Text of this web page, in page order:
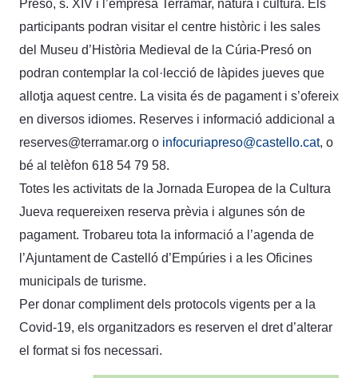
Presó, s. XIV i l’empresa Terramar, natura i cultura. Els
participants podran visitar el centre històric i les sales
del Museu d’Història Medieval de la Cúria-Presó on
podran contemplar la col·lecció de làpides jueves que
allotja aquest centre. La visita és de pagament i s’ofereix
en diversos idiomes. Reserves i informació addicional a
reserves@terramar.org o infocuriapreso@castello.cat, o
bé al telèfon 618 54 79 58.
Totes les activitats de la Jornada Europea de la Cultura
Jueva requereixen reserva prèvia i algunes són de
pagament. Trobareu tota la informació a l’agenda de
l’Ajuntament de Castelló d’Empúries i a les Oficines
municipals de turisme.
Per donar compliment dels protocols vigents per a la
Covid-19, els organitzadors es reserven el dret d’alterar
el format si fos necessari.